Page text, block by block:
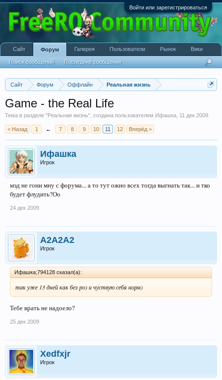
Войти или зарегистрироваться
Сайт Форум Оффлайн Реальная жизнь
Game - the Real Life
Тема в разделе "Реальная жизнь", создана пользователем Ифашка 11 дек 2009
< Назад 1 ← 7 8 9 10 11 12 Вперёд >
Ифашка
Игрок
мэд не гони мну с форума... а то тут ожно всех тогда выгнать так... и тко
будет флудить?Оо
24 дек 2009
A2A2A2
Игрок
Ифашка;794128 сказал(а):
так уже 13 дней как без ро) и чуствую себя норм)
Тебе врать не надоело?
25 дек 2009
Xedfxjr
Игрок
Сайт Форум
Поиск сообщений Последние сообщения
Галерея Пользователи Рынок Вики